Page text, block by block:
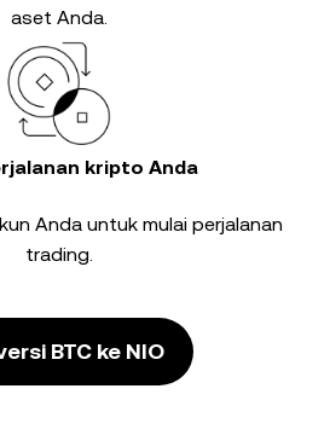
aset Anda.
kripto Anda
Anda untuk mulai perjalanan
trading.
BTC ke NIO